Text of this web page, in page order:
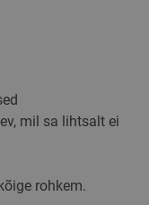
mil sa lihtsalt ei
rohkem.